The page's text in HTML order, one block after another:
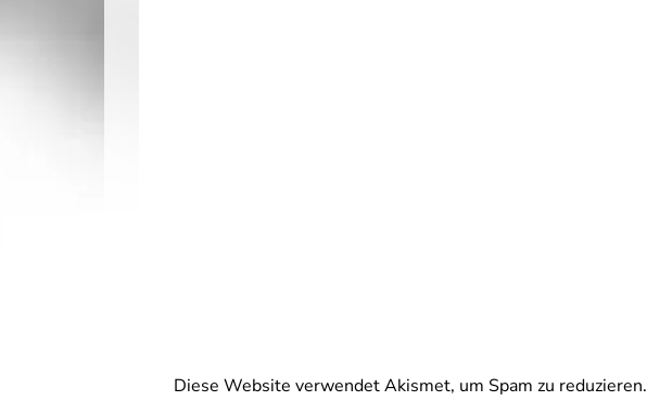
Diese Website verwendet Akismet, um Spam zu reduzieren.